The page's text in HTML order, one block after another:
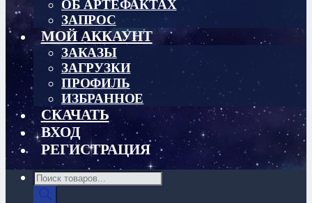
ОБ АРТЕФАКТАХ
ЗАПРОС
МОЙ АККАУНТ
ЗАКАЗЫ
ЗАГРУЗКИ
ПРОФИЛЬ
ИЗБРАННОЕ
СКАЧАТЬ
ВХОД
РЕГИСТРАЦИЯ
Поиск
товаров